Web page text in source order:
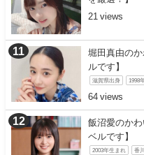
21
堀田真由の
ルです】
滋賀県出身 1998
64
飯沼愛のか
ベルです】
2003年生まれ 香